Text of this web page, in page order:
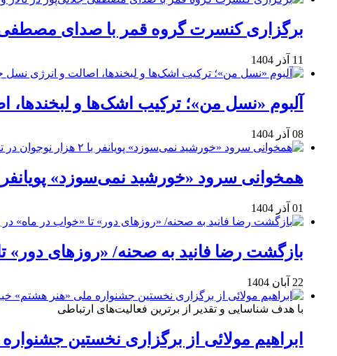
برگزاری کنسرت گروه قمر با صدای مصطفی
11 آذر 1404
آلبوم «نسل من»؛ ترکیب اشک‌ها و
08 آذر 1404
همخوانی سرود «خورشید نمی‌سوزد» پویانفر با ۲ هزار نوجوان در
01 آذر 1404
بازگشت رضا فانید به صحنه/ «روزهای دور»
22 آبان 1404
با هدف شناسایی و تقدیر از برترین فعالیت‌های ارتباطی
ابراهیم مولائی از برگزاری نخستین